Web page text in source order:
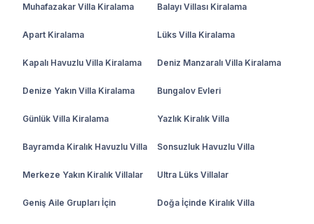
Muhafazakar Villa Kiralama Balayı Villası Kiralama
Apart Kiralama Lüks Villa Kiralama
Kapalı Havuzlu Villa Kiralama Deniz Manzaralı Villa Kiralama
Denize Yakın Villa Kiralama Bungalov Evleri
Günlük Villa Kiralama Yazlık Kiralık Villa
Bayramda Kiralık Havuzlu Villa Sonsuzluk Havuzlu Villa
Merkeze Yakın Kiralık Villalar Ultra Lüks Villalar
Geniş Aile Grupları İçin Doğa İçinde Kiralık Villa